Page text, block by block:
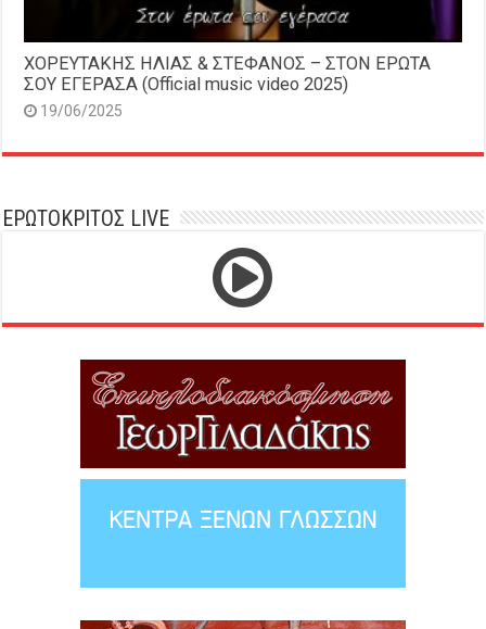
ΧΟΡΕΥΤΑΚΗΣ ΗΛΙΑΣ & ΣΤΕΦΑΝΟΣ – ΣΤΟΝ ΕΡΩΤΑ
ΣΟΥ ΕΓΕΡΑΣΑ (Official music video 2025)
19/06/2025
ΕΡΩΤΟΚΡΙΤΟΣ LIVE